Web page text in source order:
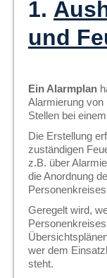
1.
und
Ein Alarmplan
Alarmierung von
Stellen bei
Die Erstellung
zuständigen
z.B. über
die Anordnung
Geregelt wird,
wer dem
steht.